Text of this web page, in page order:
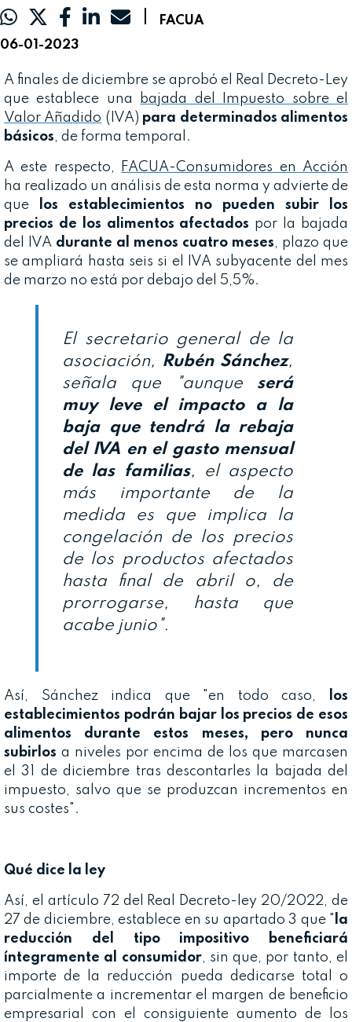
FACUA
06-01-2023
A finales de diciembre se aprobó el Real Decreto-Ley
que establece una
bajada del Impuesto sobre el
Valor Añadido (IVA) para determinados alimentos
básicos, de forma temporal.
A este respecto,
FACUA-Consumidores en Acción
ha realizado un análisis de esta norma y advierte de
que
los establecimientos no pueden subir los
precios de los alimentos afectados por la bajada
del IVA durante al menos cuatro meses, plazo que
se ampliará hasta seis si el IVA subyacente del mes
de marzo no está por debajo del 5,5%.
El secretario general de la
asociación, Rubén Sánchez,
señala que "aunque será
muy leve el impacto a la
baja que tendrá la rebaja
del IVA en el gasto mensual
de las familias, el aspecto
más importante de la
medida es que implica la
congelación de los precios
de los productos afectados
hasta final de abril o, de
prorrogarse, hasta que
acabe junio".
Así, Sánchez indica que "en todo caso,
los
establecimientos podrán bajar los precios de esos
alimentos durante estos meses, pero nunca
subirlos a niveles por encima de los que marcasen
el 31 de diciembre tras descontarles la bajada del
impuesto, salvo que se produzcan incrementos en
sus costes".
Qué dice la ley
Así, el artículo 72 del Real Decreto-ley 20/2022, de
27 de diciembre, establece en su apartado 3 que " la
reducción del tipo impositivo beneficiará
íntegramente al consumidor, sin que, por tanto, el
importe de la reducción pueda dedicarse total o
parcialmente a incrementar el margen de beneficio
empresarial con el consiguiente aumento de los